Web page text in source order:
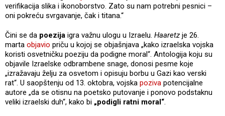
verifikacija slika i ikonoborstvo. Zato su nam potrebni pesnici –
oni pokreću svrgavanje, čak i titana.“
Čini se da poezija igra važnu ulogu u Izraelu. Haaretz je 26.
marta objavio priču u kojoj se objašnjava „kako izraelska vojska
koristi osvetničku poeziju da podigne moral“. Antologija koju su
objavile Izraelske odbrambene snage, donosi pesme koje
„izražavaju želju za osvetom i opisuju borbu u Gazi kao verski
rat“. U saopštenju od 13. oktobra, vojska poziva potencijalne
autore „da se otisnu na poetsko putovanje i ponovo podstaknu
veliki izraelski duh“, kako bi „podigli ratni moral“.